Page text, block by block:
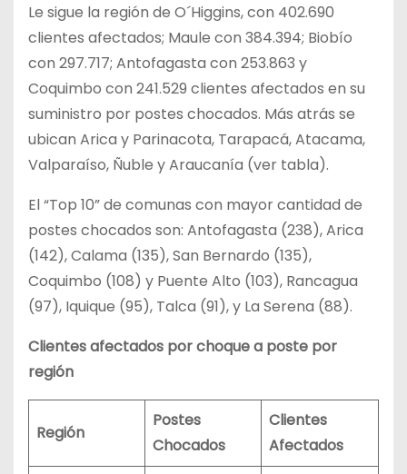
Le sigue la región de O´Higgins, con 402.690
clientes afectados; Maule con 384.394; Biobío
con 297.717; Antofagasta con 253.863 y
Coquimbo con 241.529 clientes afectados en su
suministro por postes chocados. Más atrás se
ubican Arica y Parinacota, Tarapacá, Atacama,
Valparaíso, Ñuble y Araucanía (ver tabla).
El “Top 10” de comunas con mayor cantidad de
postes chocados son: Antofagasta (238), Arica
(142), Calama (135), San Bernardo (135),
Coquimbo (108) y Puente Alto (103), Rancagua
(97), Iquique (95), Talca (91), y La Serena (88).
Clientes afectados por choque a poste por
región
Región
Postes
Chocados
Clientes
Afectados